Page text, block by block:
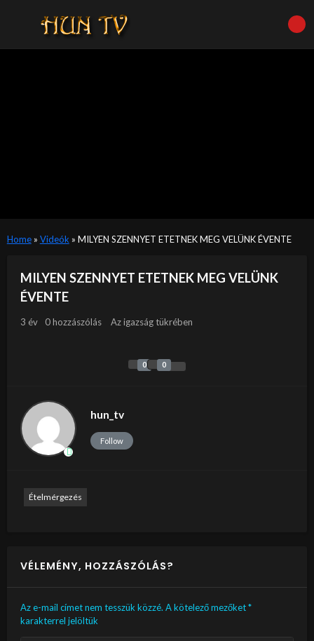
Home» Videók » MILYEN SZENNYET ETETNEK MEG VELÜNK ÉVENTE
MILYEN SZENNYET ETETNEK MEG VELÜNK
ÉVENTE
3 év 0 hozzászólás Az igazság tükrében
0 0
hun_tv
Follow
Ételmérgezés
VÉLEMÉNY, HOZZÁSZÓLÁS?
Az e-mail címet nem tesszük közzé. A kötelező mezőket*
karakterrel jelöltük